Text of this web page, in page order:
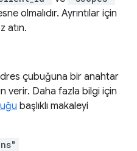
olmalıdır. Ayrıntılar için
atın.
çubuğuna bir anahtar
verir. Daha fazla bilgi için
başlıklı makaleyi